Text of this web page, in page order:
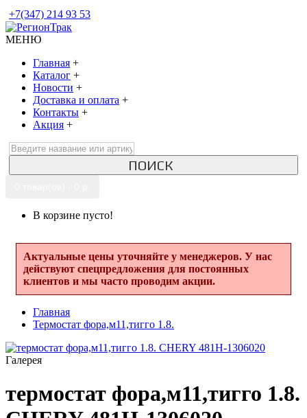
+7(347) 214 93 53
МЕНЮ
Главная +
Каталог +
Новости +
Доставка и оплата +
Контакты +
Акция +
ПОИСК
В корзине пусто!
Актуальные цены уточняйте у менеджеров. У нас
действуют спецпредложения для постоянных
клиентов и мы часто проводим акции.
Главная
Термостат фора,м11,тигго 1.8.
Галерея
термостат фора,м11,тигго 1.8.